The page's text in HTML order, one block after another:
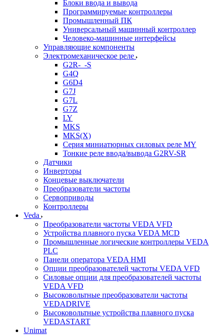
Блоки ввода и вывода
Программируемые контроллеры
Промышленный ПК
Универсальный машинный контроллер
Человеко-машинные интерфейсы
Управляющие компоненты
Электромеханическое реле
G2R-_-S
G4Q
G6D4
G7J
G7L
G7Z
LY
MKS
MKS(X)
Серия миниатюрных силовых реле MY
Тонкие реле ввода/вывода G2RV-SR
Датчики
Инверторы
Концевые выключатели
Преобразователи частоты
Сервоприводы
Контроллеры
Veda
Преобразователи частоты VEDA VFD
Устройства плавного пуска VEDA MCD
Промышленные логические контроллеры VEDA
PLC
Панели оператора VEDA HMI
Опции преобразователей частоты VEDA VFD
Силовые опции для преобразователей частоты
VEDA VFD
Высоковольтные преобразователи частоты
VEDADRIVE
Высоковольтные устройства плавного пуска
VEDASTART
Unimat